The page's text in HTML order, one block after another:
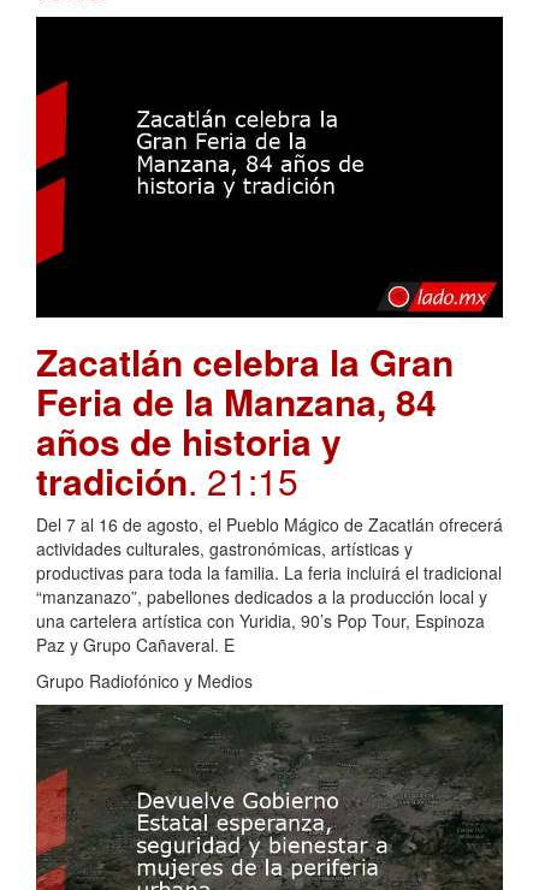
Zacatlán celebra la Gran
Feria de la Manzana, 84
años de historia y
tradición. 21:15
Del 7 al 16 de agosto, el Pueblo Mágico de Zacatlán ofrecerá
actividades culturales, gastronómicas, artísticas y
productivas para toda la familia. La feria incluirá el tradicional
“manzanazo”, pabellones dedicados a la producción local y
una cartelera artística con Yuridia, 90’s Pop Tour, Espinoza
Paz y Grupo Cañaveral. E
Grupo Radiofónico y Medios